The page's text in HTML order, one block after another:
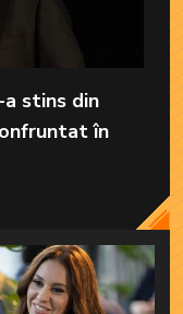
stins din
în